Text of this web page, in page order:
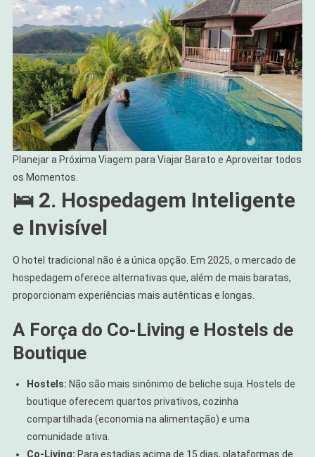
Planejar a Próxima Viagem para Viajar Barato e Aproveitar todos
os Momentos.
🛌 2. Hospedagem Inteligente
e Invisível
O hotel tradicional não é a única opção. Em 2025, o mercado de
hospedagem oferece alternativas que, além de mais baratas,
proporcionam experiências mais autênticas e longas.
A Força do Co-Living e Hostels de
Boutique
Hostels: Não são mais sinônimo de beliche suja. Hostels de
boutique oferecem quartos privativos, cozinha
compartilhada (economia na alimentação) e uma
comunidade ativa.
Co-Living: Para estadias acima de 15 dias, plataformas de